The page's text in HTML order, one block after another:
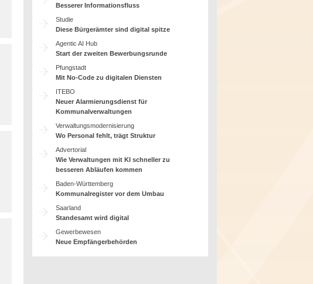
Besserer Informationsfluss
Studie
Diese Bürgerämter sind digital spitze
Agentic AI Hub
Start der zweiten Bewerbungsrunde
Pfungstadt
Mit No-Code zu digitalen Diensten
ITEBO
Neuer Alarmierungsdienst für
Kommunalverwaltungen
Verwaltungsmodernisierung
Wo Personal fehlt, trägt Struktur
Advertorial
Wie Verwaltungen mit KI schneller zu
besseren Abläufen kommen
Baden-Württemberg
Kommunalregister vor dem Umbau
Saarland
Standesamt wird digital
Gewerbewesen
Neue Empfängerbehörden